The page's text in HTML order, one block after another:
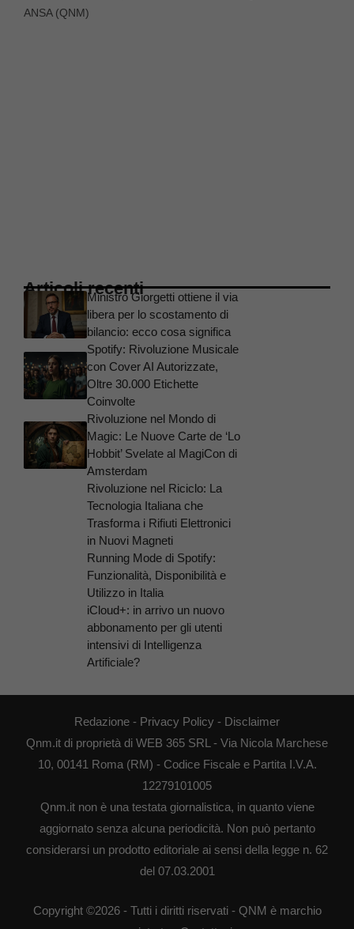
ANSA (QNM)
Articoli recentiMinistro Giorgetti ottiene il via
libera per lo scostamento di
bilancio: ecco cosa significa
Spotify: Rivoluzione Musicale
con Cover AI Autorizzate,
Oltre 30.000 Etichette
Coinvolte
Rivoluzione nel Mondo di
Magic: Le Nuove Carte de ‘Lo
Hobbit’ Svelate al MagiCon di
Amsterdam
Rivoluzione nel Riciclo: La
Tecnologia Italiana che
Trasforma i Rifiuti Elettronici
in Nuovi Magneti
Running Mode di Spotify:
Funzionalità, Disponibilità e
Utilizzo in Italia
iCloud+: in arrivo un nuovo
abbonamento per gli utenti
intensivi di Intelligenza
Artificiale?
Redazione - Privacy Policy - Disclaimer
Qnm.it di proprietà di WEB 365 SRL - Via Nicola Marchese
10, 00141 Roma (RM) - Codice Fiscale e Partita I.V.A.
12279101005
Qnm.it non è una testata giornalistica, in quanto viene
aggiornato senza alcuna periodicità. Non può pertanto
considerarsi un prodotto editoriale ai sensi della legge n. 62
del 07.03.2001
Copyright ©2026 - Tutti i diritti riservati - QNM è marchio